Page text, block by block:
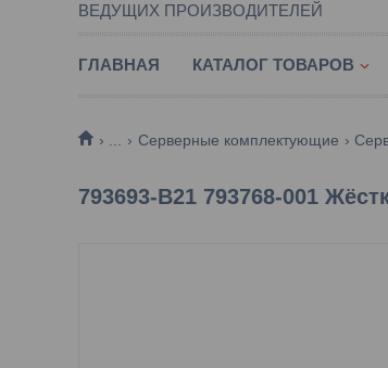
ВЕДУЩИХ ПРОИЗВОДИТЕЛЕЙ
ГЛАВНАЯ КАТАЛОГ ТОВАРОВ
Серверные комплектующие
793693-B21 793768-001